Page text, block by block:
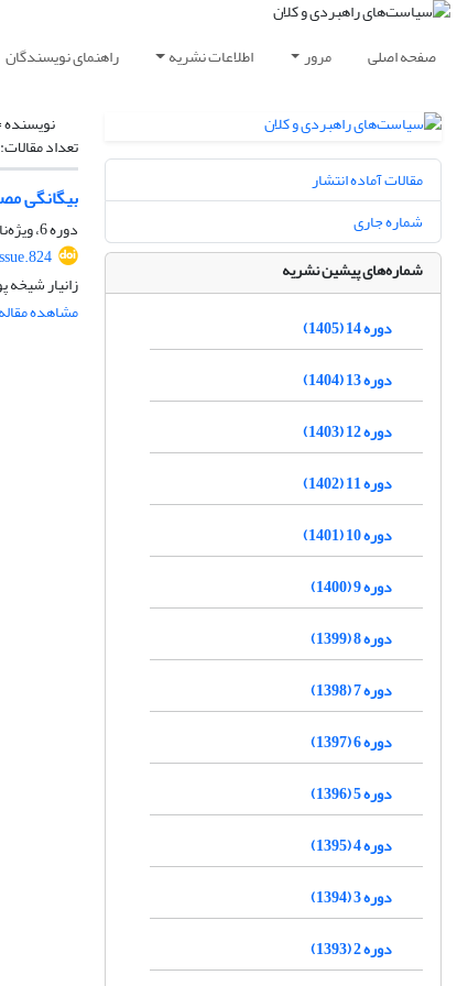
صفحه اصلی مرور اطلاعات نشریه راهنمای نویسندگان
تعداد مقالات:
بیگانگی
دوره 6، ویژه‌نامه سال 1397، پاییز 1398، صفحه
زانیار
مشاهده مقاله
مقالات آماده انتشار
شماره جاری
شماره‌های پیشین نشریه
دوره 14 (1405)
دوره 13 (1404)
دوره 12 (1403)
دوره 11 (1402)
دوره 10 (1401)
دوره 9 (1400)
دوره 8 (1399)
دوره 7 (1398)
دوره 6 (1397)
دوره 5 (1396)
دوره 4 (1395)
دوره 3 (1394)
دوره 2 (1393)